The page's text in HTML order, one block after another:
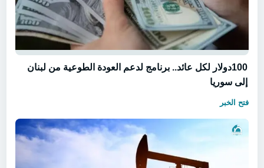
100دولار لكل عائد.. برنامج لدعم العودة الطوعية من لبنان
إلى سوريا
فتح الخبر